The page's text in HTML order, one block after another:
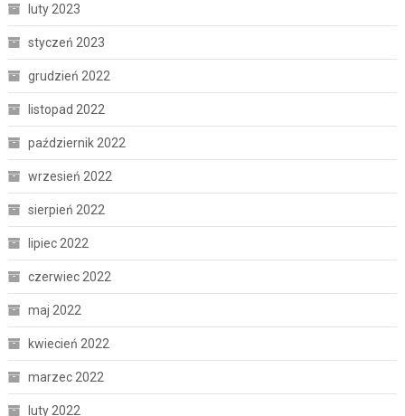
luty 2023
styczeń 2023
grudzień 2022
listopad 2022
październik 2022
wrzesień 2022
sierpień 2022
lipiec 2022
czerwiec 2022
maj 2022
kwiecień 2022
marzec 2022
luty 2022